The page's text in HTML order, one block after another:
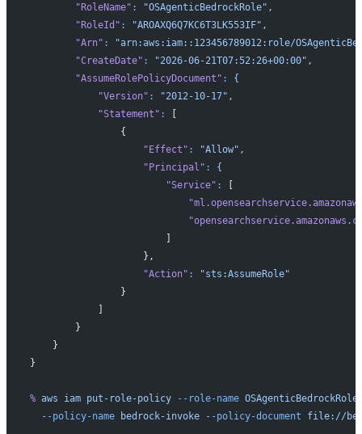
        "RoleName"
:
"OSAgenticBedrockRole",
        "RoleId"
:
"AROAXQ6Q7KC6T3LK553IF",
        "Arn"
:
"arn:aws:iam::123456789012:role/
        "CreateDate"
:
"2026-06-21T07:52:26+00:00",
        "AssumeRolePolicyDocument"
:
{
            "Version"
:
"2012-10-17",
            "Statement"
:
[
                {
                    "Effect"
:
"Allow",
                    "Principal"
:
{
                        "Service"
:
[
                        ]
                    },
                    "Action"
:
"sts:AssumeRole"
                }
            ]
        }
    }
}
% aws iam put-role-policy --role-name OSAgenticBedrockRole
  --policy-name
bedrock-invoke --policy-document file://